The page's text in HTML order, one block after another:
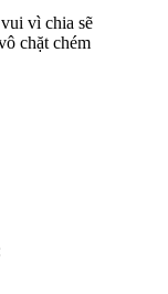
vì chia sẽ
chặt chém